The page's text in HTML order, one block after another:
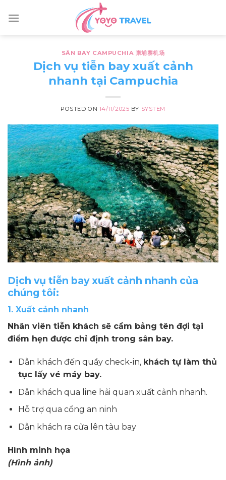
SÂN BAY CAMPUCHIA 柬埔寨机场
Dịch vụ tiễn bay xuất cảnh
nhanh tại Campuchia
POSTED ON 14/11/2025 BY SYSTEM
Dịch vụ tiễn bay xuất cảnh nhanh của
chúng tôi:
1. Xuất cảnh nhanh
Nhân viên tiễn khách sẽ cầm bảng tên đợi tại
điểm hẹn được chỉ định trong sân bay.
Dẫn khách đến quầy check-in, khách tự làm thủ
tục lấy vé máy bay.
Dẫn khách qua line hải quan xuất cảnh nhanh.
Hỗ trợ qua cổng an ninh
Dẫn khách ra cửa lên tàu bay
Hình minh họa
(Hình ảnh)